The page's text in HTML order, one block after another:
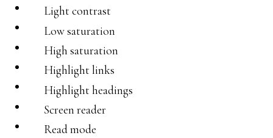
Light contrast
Low saturation
High saturation
Highlight links
Highlight headings
Screen reader
Read mode